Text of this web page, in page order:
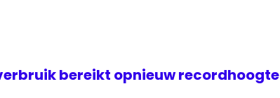
bereikt opnieuw recordhoogte